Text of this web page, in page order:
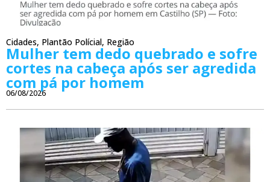
Cidades, Plantão Polícial, Região
Mulher tem dedo quebrado e sofre
cortes na cabeça após ser agredida
com pá por homem
06/08/2026